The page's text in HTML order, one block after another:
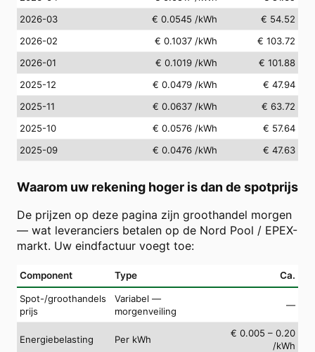
2026-03
€ 0.0545 /kWh
€ 54.52
2026-02
€ 0.1037 /kWh
€ 103.72
2026-01
€ 0.1019 /kWh
€ 101.88
2025-12
€ 0.0479 /kWh
€ 47.94
2025-11
€ 0.0637 /kWh
€ 63.72
2025-10
€ 0.0576 /kWh
€ 57.64
2025-09
€ 0.0476 /kWh € 47.63
Waarom uw rekening hoger is dan de spotprijs
De prijzen op deze pagina zijn groothandel morgen
— wat leveranciers betalen op de Nord Pool / EPEX-
markt. Uw eindfactuur voegt toe:
Component Type Ca.
Spot-/groothandels
prijs
Variabel —
morgenveiling
—
Energiebelasting Per kWh
€ 0.005 – 0.20
/kWh